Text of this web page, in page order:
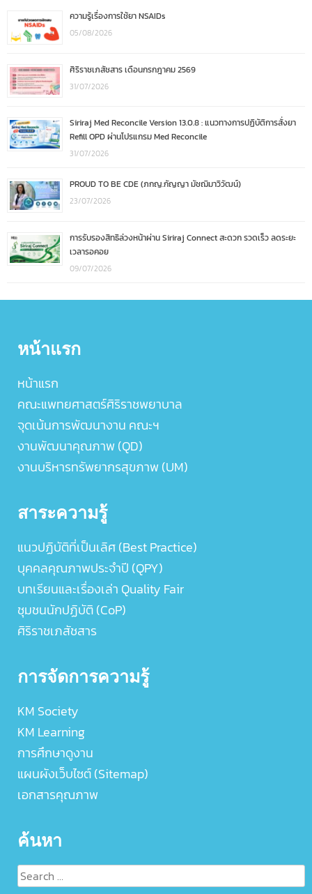
ความรู้เรื่องการใช้ยา NSAIDs
05/08/2026
ศิริราชเภสัชสาร เดือนกรกฎาคม 2569
31/07/2026
Siriraj Med Reconcile Version 13.0.8 : แนวทางการปฏิบัติการสั่งยา
Refill OPD ผ่านโปรแกรม Med Reconcile
31/07/2026
PROUD TO BE CDE (ภกญ.กัญญา มัชฌิมาวิวัฒน์)
23/07/2026
การรับรองสิทธิล่วงหน้าผ่าน Siriraj Connect สะดวก รวดเร็ว ลดระยะ
เวลารอคอย
09/07/2026
หน้าแรก
หน้าแรก
คณะแพทยศาสตร์ศิริราชพยาบาล
จุดเน้นการพัฒนางาน คณะฯ
งานพัฒนาคุณภาพ (QD)
งานบริหารทรัพยากรสุขภาพ (UM)
สาระความรู้
แนวปฏิบัติที่เป็นเลิศ (Best Practice)
บุคคลคุณภาพประจำปี (QPY)
บทเรียนและเรื่องเล่า Quality Fair
ชุมชนนักปฏิบัติ (CoP)
ศิริราชเภสัชสาร
การจัดการความรู้
KM Society
KM Learning
การศึกษาดูงาน
แผนผังเว็บไซต์ (Sitemap)
เอกสารคุณภาพ
ค้นหา
Search